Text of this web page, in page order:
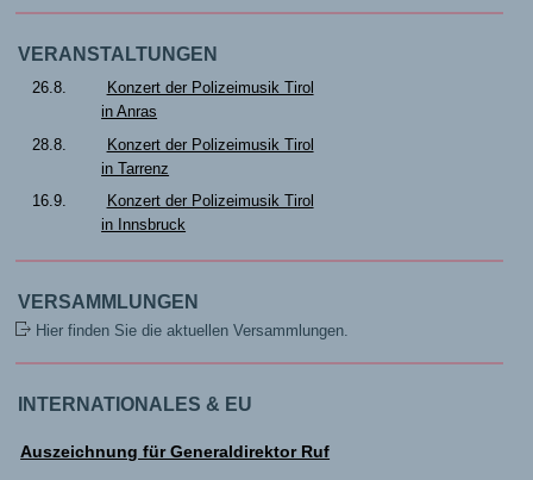
VERANSTALTUNGEN
26.8.
Konzert der Polizeimusik Tirol
in Anras
28.8.
Konzert der Polizeimusik Tirol
in Tarrenz
16.9.
Konzert der Polizeimusik Tirol
in Innsbruck
VERSAMMLUNGEN
Hier finden Sie die aktuellen Versammlungen.
INTERNATIONALES & EU
Auszeichnung für Generaldirektor Ruf